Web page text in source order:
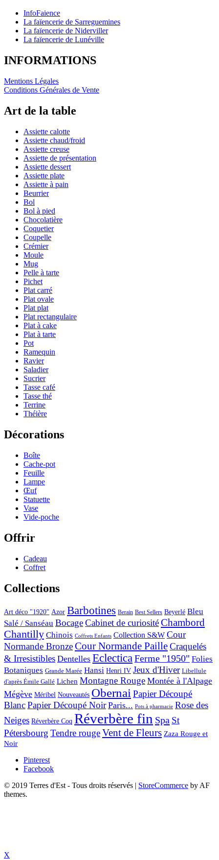
InfoFaience
La faïencerie de Sarreguemines
La faïencerie de Niderviller
La faïencerie de Lunéville
INFORMATIONS
Mentions Légales
Conditions Générales de Vente
Art de la table
Assiette calotte
Assiette chaud/froid
Assiette creuse
Assiette de présentation
Assiette dessert
Assiette plate
Assiette à pain
Beurrier
Bol
Bol à pied
Chocolatière
Coquetier
Coupelle
Crémier
Moule
Mug
Pelle à tarte
Pichet
Plat carré
Plat ovale
Plat plat
Plat rectangulaire
Plat à cake
Plat à tarte
Pot
Ramequin
Ravier
Saladier
Sucrier
Tasse café
Tasse thé
Terrine
Théière
Décorations
Boîte
Cache-pot
Feuille
Lampe
Œuf
Statuette
Vase
Vide-poche
Offrir
Cadeau
Coffret
Collections
Art déco "1920" Azor Barbotines Berain Best Sellers Beyerlé Bleu
Salé / Sanséau BocageCabinet de curiositéChambord
Chantilly Chinois Coffrets Enfants Collection S&W Cour
Normande BronzeCour Normande PailleCraquelés
& Irresistibles Dentelles EclecticaFerme "1950" Folies
Botaniques Grande Marée Hansi Henri IV Jeux d'Hiver Libellule
d'après Émile Gallé Lichen Montagne Rouge Montée à l'Alpage
Mégève Méribel Nouveautés ObernaiPapier Découpé
BlancPapier Découpé Noir Paris... Pots à pharmacie Rose des
Neiges Réverbère Coq Réverbère fin Spa St
Pétersbourg Tendre rougeVent de Fleurs Zaza Rouge et
Noir
Pinterest
Facebook
© 2019 Terres d'Est - Tous droits réservés
StoreCommerce by AF
themes.
X